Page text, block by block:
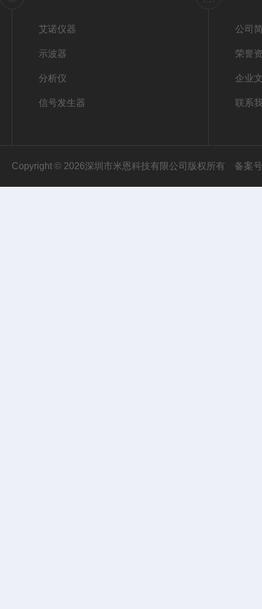
艾诺仪器
示波器
分析仪
信号发生器
公司
荣誉
企业
联系
Copyright © 2026深圳市米恩科技有限公司版权所有 备案